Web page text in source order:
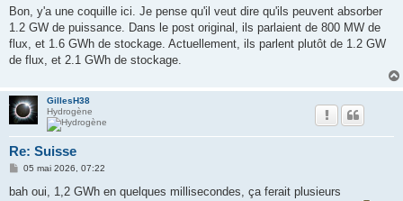
Bon, y'a une coquille ici. Je pense qu'il veut dire qu'ils peuvent absorber
1.2 GW de puissance. Dans le post original, ils parlaient de 800 MW de
flux, et 1.6 GWh de stockage. Actuellement, ils parlent plutôt de 1.2 GW
de flux, et 2.1 GWh de stockage.
GillesH38
Hydrogène
Re: Suisse
M
s
05 mai 2026, 07:22
bah oui, 1,2 GWh en quelques millisecondes, ça ferait plusieurs